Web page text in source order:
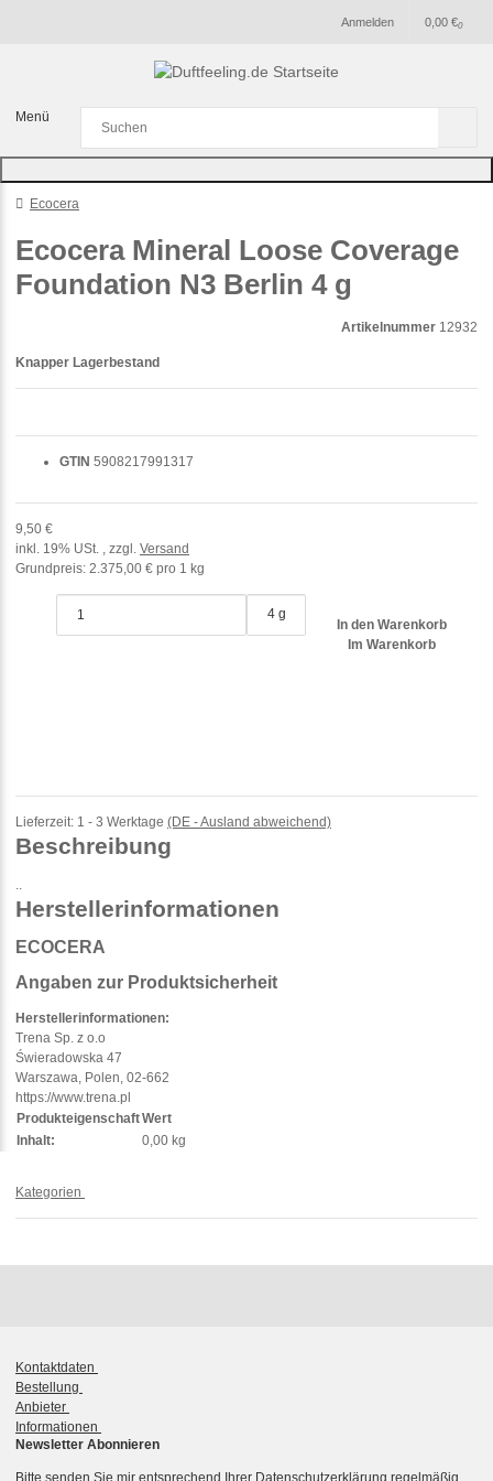
Anmelden 0
0,00 €
Menü
Ecocera
Ecocera Mineral Loose Coverage
Foundation N3 Berlin 4 g
Artikelnummer 12932
GTIN 5908217991317
9,50 €
inkl. 19% USt. , zzgl. Versand
Grundpreis: 2.375,00 € pro 1 kg
4 g
In den Warenkorb
Im Warenkorb
Knapper Lagerbestand
Lieferzeit: 1 - 3 Werktage (DE - Ausland abweichend)
Beschreibung
Herstellerinformationen
ECOCERA
Angaben zur Produktsicherheit
Herstellerinformationen:
Trena Sp. z o.o
Świeradowska 47
Warszawa, Polen, 02-662
https://www.trena.pl
ProdukteigenschaftWert
Inhalt:
0,00 kg
Kategorien
Kontaktdaten
Bestellung
Anbieter
Informationen
Newsletter Abonnieren
Bitte senden Sie mir entsprechend Ihrer Datenschutzerklärung regelmäßig